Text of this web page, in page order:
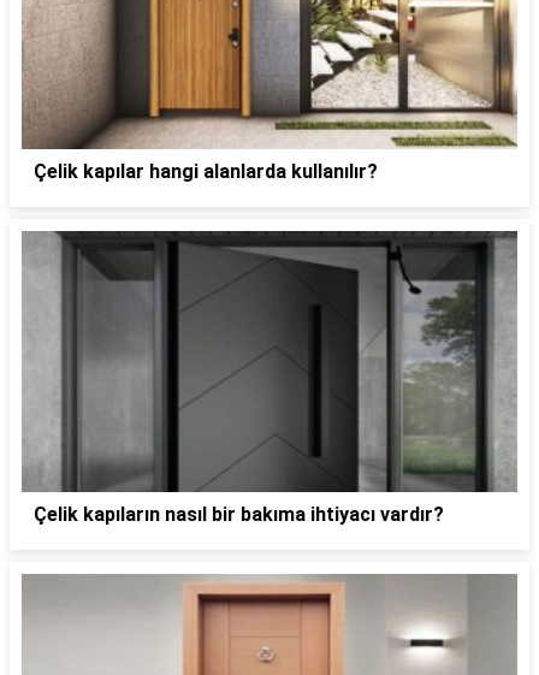
Çelik kapılar hangi alanlarda kullanılır?
Çelik kapıların nasıl bir bakıma ihtiyacı vardır?